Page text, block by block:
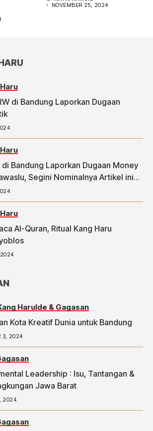
Hasilnya,...
NOVEMBER 25, 2024
di Bandung Laporkan Dugaan
di Bandung Laporkan Dugaan Money
Segini Nominalnya Artikel ini
di Tribunpriangan.com dengan judul
di Bandung Laporkan Dugaan Money
Segini Nominalnya,
2024/11/30/2-
bandung-laporkan-dugaan-money-
Al-Quran, Ritual Kang Haru
HaruIde & Gagasan
Kota Kreatif Dunia untuk Bandung
3, 2024
Leadership : Isu, Tantangan &
Jawa Barat
2024